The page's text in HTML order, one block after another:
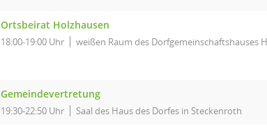
Ortsbeirat Holzhausen
18:00-19:00 Uhr weißen Raum des Dorfgemeinschaftshauses
Gemeindevertretung
19:30-22:50 Uhr Saal des Haus des Dorfes in Steckenroth